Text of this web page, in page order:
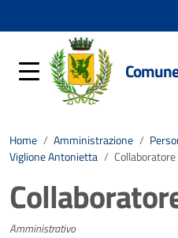
Home / Amministrazione /
Viglione Antonietta / Collaboratore
Amministrativo